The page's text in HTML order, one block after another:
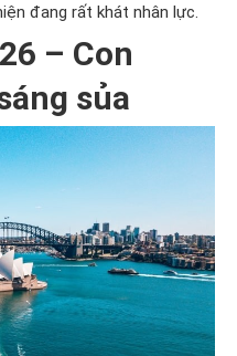
đang rất khát nhân lực.
– Con
sủa